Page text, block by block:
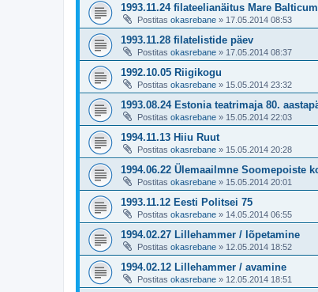
1993.11.24 filateelianäitus Mare Balticum
Postitas okasrebane » 17.05.2014 08:53
1993.11.28 filatelistide päev
Postitas okasrebane » 17.05.2014 08:37
1992.10.05 Riigikogu
Postitas okasrebane » 15.05.2014 23:32
1993.08.24 Estonia teatrimaja 80.
Postitas okasrebane » 15.05.2014 22:03
1994.11.13 Hiiu Ruut
Postitas okasrebane » 15.05.2014 20:28
1994.06.22 Ülemaailmne Soomepoiste
Postitas okasrebane » 15.05.2014 20:01
1993.11.12 Eesti Politsei 75
Postitas okasrebane » 14.05.2014 06:55
1994.02.27 Lillehammer / lõpetamine
Postitas okasrebane » 12.05.2014 18:52
1994.02.12 Lillehammer / avamine
Postitas okasrebane » 12.05.2014 18:51